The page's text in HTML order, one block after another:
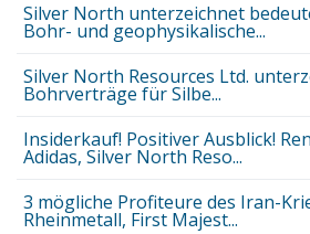
Silver North unterzeichnet
Bohr- und geophysikalische...
Silver North Resources Ltd.
Bohrverträge für Silbe...
Insiderkauf! Positiver Ausblick!
Adidas, Silver North Reso...
3 mögliche Profiteure des Iran-
Rheinmetall, First Majest...